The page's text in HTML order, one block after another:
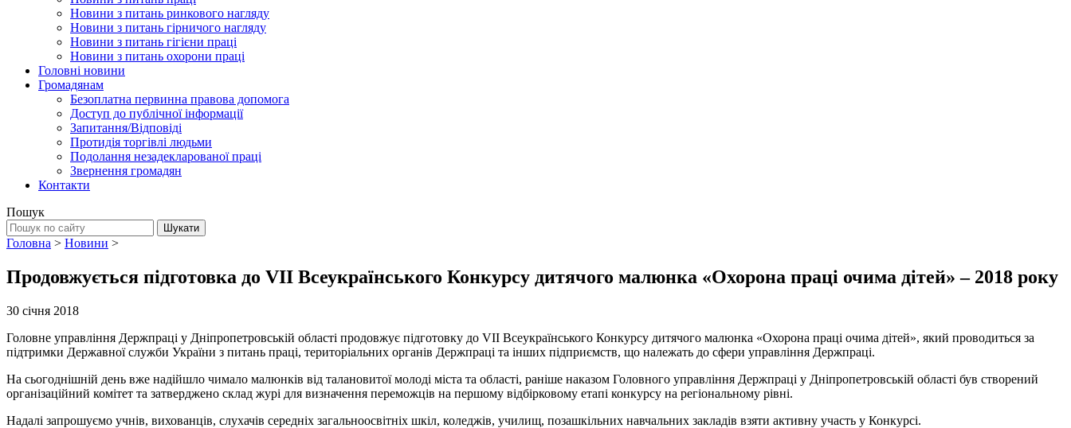
Новини з питань ринкового нагляду
Новини з питань гірничого нагляду
Новини з питань гігієни праці
Новини з питань охорони праці
Головні новини
Громадянам
Безоплатна первинна правова допомога
Доступ до публічної інформації
Запитання/Відповіді
Протидія торгівлі людьми
Подолання незадекларованої праці
Звернення громадян
Контакти
Пошук
Головна > Новини >
Продовжується підготовка до VІІ Всеукраїнського Конкурсу дитячого малюнка «Охорона праці очима дітей» – 2018 року
30 січня 2018
Головне управління Держпраці у Дніпропетровській області продовжує підготовку до VІІ Всеукраїнського Конкурсу дитячого малюнка «Охорона праці очима дітей», який проводиться за
підтримки Державної служби України з питань праці, територіальних органів Держпраці та інших підприємств, що належать до сфери управління Держпраці.
На сьогоднішній день вже надійшло чимало малюнків від талановитої молоді міста та області, раніше наказом Головного управління Держпраці у Дніпропетровській області був створений
організаційний комітет та затверджено склад журі для визначення переможців на першому відбірковому етапі конкурсу на регіональному рівні.
Надалі запрошуємо учнів, вихованців, слухачів середніх загальноосвітніх шкіл, коледжів, училищ, позашкільних навчальних закладів взяти активну участь у Конкурсі.